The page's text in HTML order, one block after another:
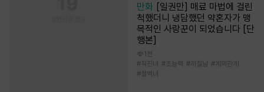
만화 [일권만] 매료 마법에 걸린
척했더니 냉담했던 약혼자가 맹
목적인 사랑꾼이 되었습니다 [단
행본]
1천
#직진녀 #초능력 #까칠남 #계약관계
#철벽녀